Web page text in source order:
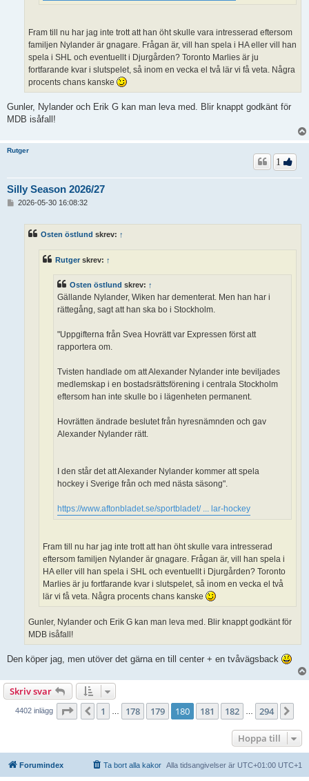
Fram till nu har jag inte trott att han öht skulle vara intresserad eftersom
familjen Nylander är gnagare. Frågan är, vill han spela i HA eller vill han
spela i SHL och eventuellt i Djurgården? Toronto Marlies är ju
fortfarande kvar i slutspelet, så inom en vecka el två lär vi få veta. Några
procents chans kanske
Gunler, Nylander och Erik G kan man leva med. Blir knappt godkänt för
MDB isåfall!
Rutger
Silly Season 2026/27
1
2026-05-30 16:08:32
Osten östlund skrev: ↑
Rutgerskrev: ↑
Osten östlund skrev: ↑
Gällande Nylander, Wiken har dementerat. Men han har i
rättegång, sagt att han ska bo i Stockholm.
"Uppgifterna från Svea Hovrätt var Expressen först att
rapportera om.
Tvisten handlade om att Alexander Nylander inte beviljades
medlemskap i en bostadsrättsförening i centrala Stockholm
eftersom han inte skulle bo i lägenheten permanent.
Hovrätten ändrade beslutet från hyresnämnden och gav
Alexander Nylander rätt.
I den står det att Alexander Nylander kommer att spela
hockey i Sverige från och med nästa säsong".
https://www.aftonbladet.se/sportbladet/ ... lar-hockey
Fram till nu har jag inte trott att han öht skulle vara intresserad
eftersom familjen Nylander är gnagare. Frågan är, vill han spela i
HA eller vill han spela i SHL och eventuellt i Djurgården? Toronto
Marlies är ju fortfarande kvar i slutspelet, så inom en vecka el två
lär vi få veta. Några procents chans kanske
Gunler, Nylander och Erik G kan man leva med. Blir knappt godkänt för
MDB isåfall!
Den köper jag, men utöver det gärna en till center + en tvåvägsback
Skriv svar
4402 inlägg Sida 180 av 294
Föregående
1 178 179 180 181 182 294
Hoppa till
Forumindex Alla tidsangivelser är UTC+01:00 UTC+1
Ta bort alla kakor